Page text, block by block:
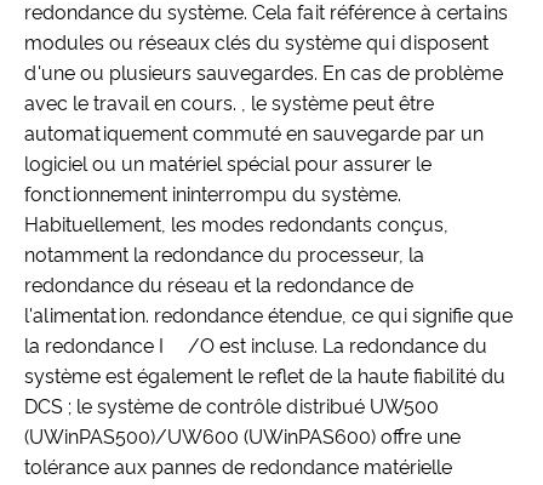
redondance du système. Cela fait référence à certains
modules ou réseaux clés du système qui disposent
d'une ou plusieurs sauvegardes. En cas de problème
avec le travail en cours. , le système peut être
automatiquement commuté en sauvegarde par un
logiciel ou un matériel spécial pour assurer le
fonctionnement ininterrompu du système.
Habituellement, les modes redondants conçus,
notamment la redondance du processeur, la
redondance du réseau et la redondance de
l'alimentation. redondance étendue, ce qui signifie que
la redondance I /O est incluse. La redondance du
système est également le reflet de la haute fiabilité du
DCS ; le système de contrôle distribué UW500
(UWinPAS500)/UW600 (UWinPAS600) offre une
tolérance aux pannes de redondance matérielle